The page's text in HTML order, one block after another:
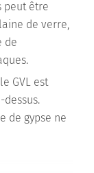
peut être
de verre,
de
GVL est
de gypse ne